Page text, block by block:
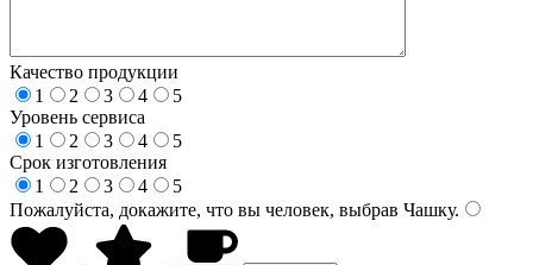
Качество продукции
1
2 3 4
5
Уровень сервиса
1
2 3 4
5
Срок изготовления
1
2 3 4
5
Пожалуйста, докажите, что вы человек, выбрав Чашку.